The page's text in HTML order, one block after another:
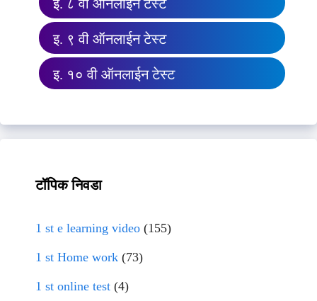
इ. ८ वी ऑनलाईन टेस्ट
इ. ९ वी ऑनलाईन टेस्ट
इ. १० वी ऑनलाईन टेस्ट
टॉपिक निवडा
1 st e learning video (155)
1 st Home work (73)
1 st online test (4)